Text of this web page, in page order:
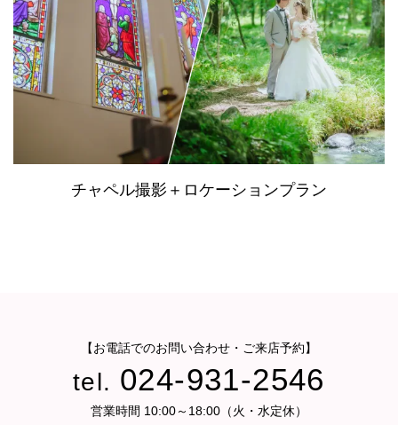
チャペル撮影＋ロケーションプラン
【お電話でのお問い合わせ・ご来店予約】
tel. 024-931-2546
営業時間 10:00～18:00（火・水定休）